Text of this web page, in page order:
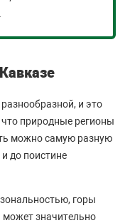
и это
что природные регионы
можно самую разную
до поистине
горы
значительно